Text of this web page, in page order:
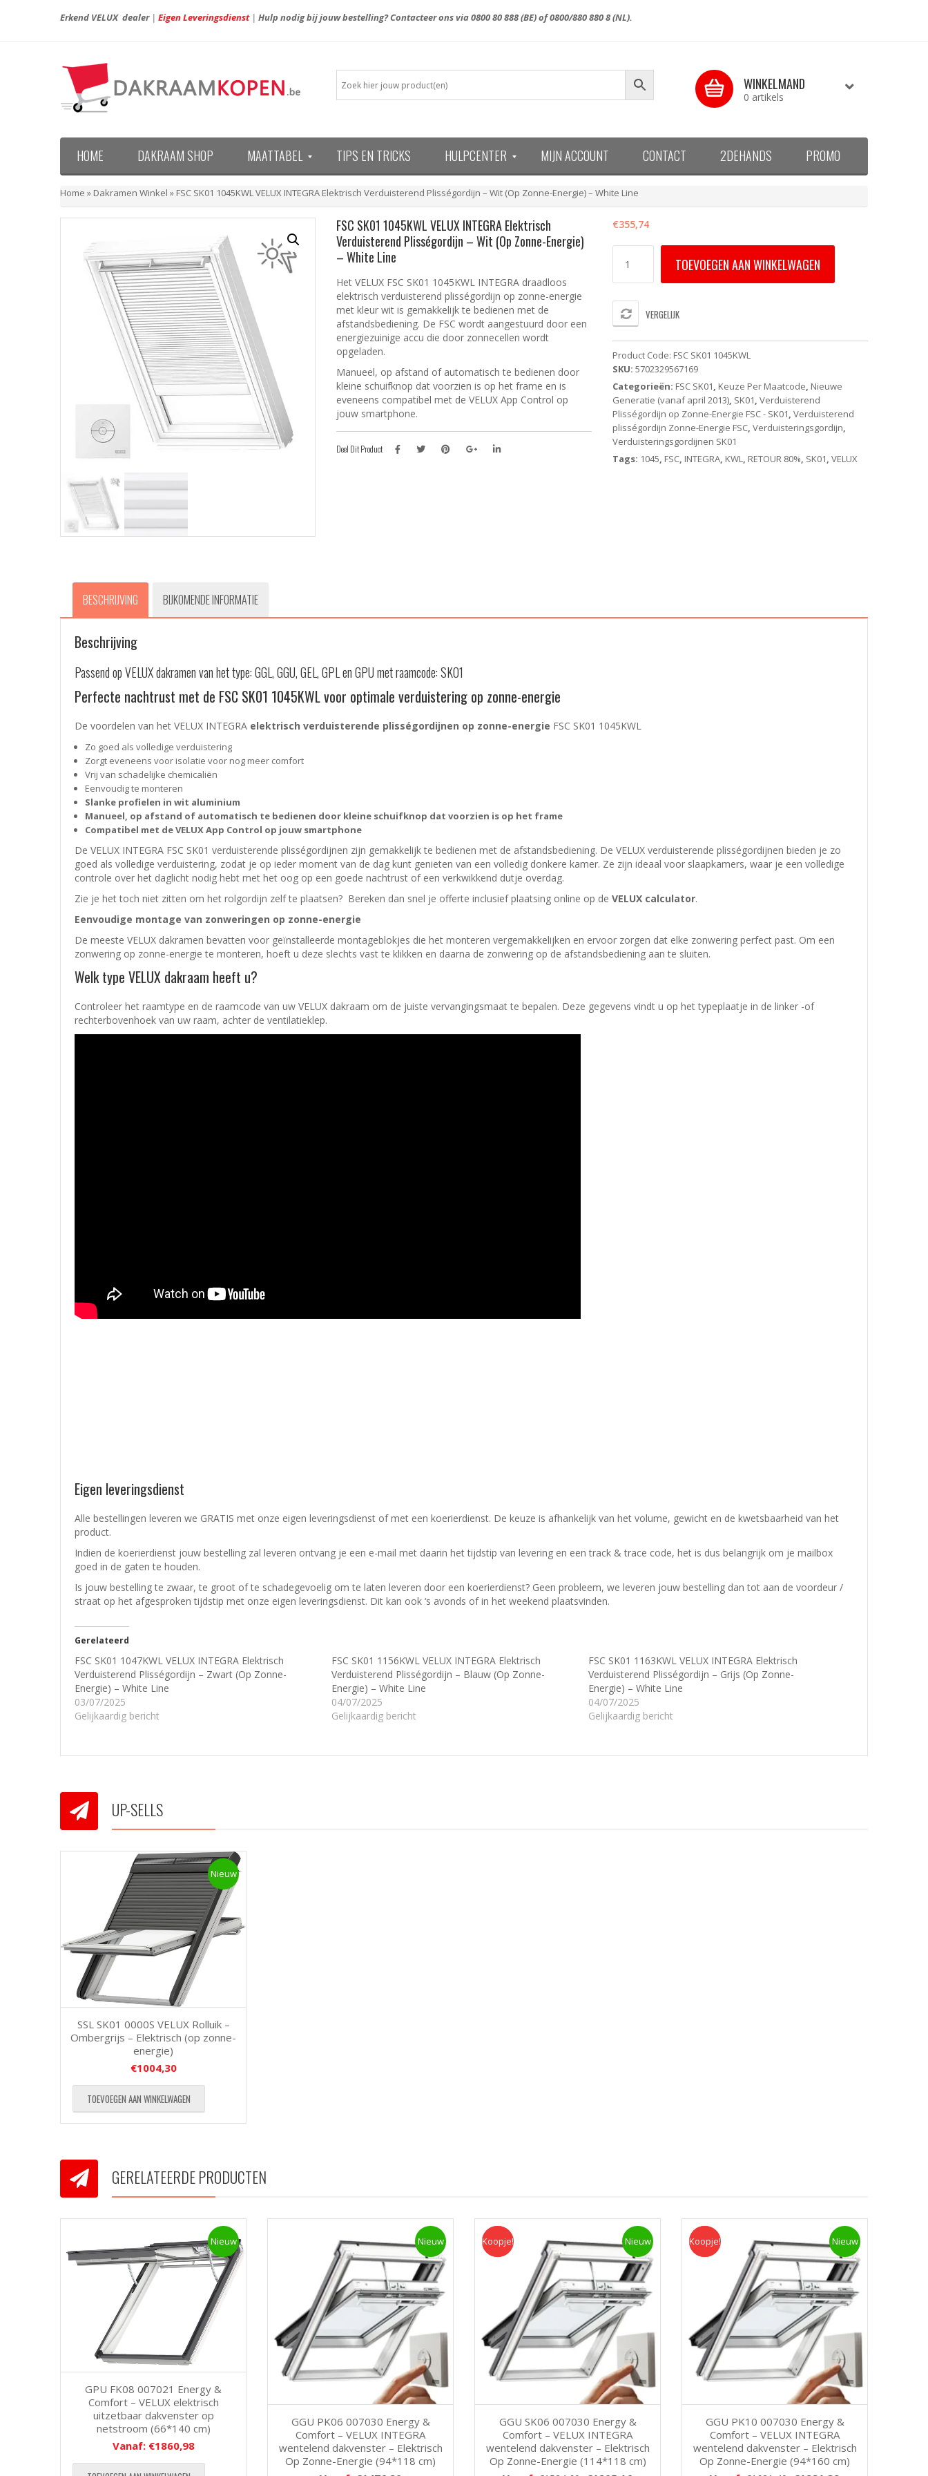
Erkend VELUX dealer| Eigen Leveringsdienst| Hulp nodig bij jouw bestelling? Contacteer ons via0800 80 888(BE) of0800/880 880 8(NL).
WINKELMAND
0 artikels
HOME DAKRAAM SHOP MAATTABEL TIPS EN TRICKS HULPCENTER MIJN ACCOUNT CONTACT 2DEHANDS PROMO
Home » Dakramen Winkel » FSC SK01 1045KWL VELUX INTEGRA Elektrisch Verduisterend Plisségordijn – Wit (Op Zonne-Energie) – White Line
FSC SK01 1045KWL VELUX INTEGRA Elektrisch
Verduisterend Plisségordijn – Wit (Op Zonne-Energie)
– White Line
Het VELUX FSC SK01 1045KWL INTEGRA draadloos
elektrisch verduisterend plisségordijn op zonne-energie
met kleur wit is gemakkelijk te bedienen met de
afstandsbediening. De FSC wordt aangestuurd door een
energiezuinige accu die door zonnecellen wordt
opgeladen.
Manueel, op afstand of automatisch te bedienen door
kleine schuifknop dat voorzien is op het frame en is
eveneens compatibel met de VELUX App Control op
jouw smartphone.
Deel Dit Product
€355,74
SK01
INTEGRA
Elektrisch
-
Wit
(Op
Zonne-
Energie)
-
White
Line
TOEVOEGEN AAN WINKELWAGEN
VERGELIJK
Product Code: FSC SK01 1045KWL
SKU: 5702329567169
Categorieën: FSC SK01, Keuze Per Maatcode, Nieuwe
Generatie (vanaf april 2013), SK01, Verduisterend
Plisségordijn op Zonne-Energie FSC - SK01, Verduisterend
plisségordijn Zonne-Energie FSC, Verduisteringsgordijn,
Verduisteringsgordijnen SK01
Tags: 1045, FSC, INTEGRA, KWL, RETOUR 80%, SK01, VELUX
BESCHRIJVING BIJKOMENDE INFORMATIE
Beschrijving
Passend op VELUX dakramen van het type: GGL, GGU, GEL, GPL en GPU met raamcode: SK01
Perfecte nachtrust met de FSC SK01 1045KWL voor optimale verduistering op zonne-energie
De voordelen van het VELUX INTEGRA elektrisch verduisterende plisségordijnen op zonne-energie FSC SK01 1045KWL
Zo goed als volledige verduistering
Zorgt eveneens voor isolatie voor nog meer comfort
Vrij van schadelijke chemicaliën
Eenvoudig te monteren
Slanke profielen in wit aluminium
Manueel, op afstand of automatisch te bedienen door kleine schuifknop dat voorzien is op het frame
Compatibel met de VELUX App Control op jouw smartphone
De VELUX INTEGRA FSC SK01 verduisterende plisségordijnen zijn gemakkelijk te bedienen met de afstandsbediening. De VELUX verduisterende plisségordijnen bieden je zo
goed als volledige verduistering, zodat je op ieder moment van de dag kunt genieten van een volledig donkere kamer. Ze zijn ideaal voor slaapkamers, waar je een volledige
controle over het daglicht nodig hebt met het oog op een goede nachtrust of een verkwikkend dutje overdag.
Zie je het toch niet zitten om het rolgordijn zelf te plaatsen? Bereken dan snel je offerte inclusief plaatsing online op de VELUX calculator.
Eenvoudige montage van zonweringen op zonne-energie
De meeste VELUX dakramen bevatten voor geïnstalleerde montageblokjes die het monteren vergemakkelijken en ervoor zorgen dat elke zonwering perfect past. Om een
zonwering op zonne-energie te monteren, hoeft u deze slechts vast te klikken en daarna de zonwering op de afstandsbediening aan te sluiten.
Welk type VELUX dakraam heeft u?
Controleer het raamtype en de raamcode van uw VELUX dakraam om de juiste vervangingsmaat te bepalen. Deze gegevens vindt u op het typeplaatje in de linker -of
rechterbovenhoek van uw raam, achter de ventilatieklep.
Eigen leveringsdienst
Alle bestellingen leveren we GRATIS met onze eigen leveringsdienst of met een koerierdienst. De keuze is afhankelijk van het volume, gewicht en de kwetsbaarheid van het
product.
Indien de koerierdienst jouw bestelling zal leveren ontvang je een e-mail met daarin het tijdstip van levering en een track & trace code, het is dus belangrijk om je mailbox
goed in de gaten te houden.
Is jouw bestelling te zwaar, te groot of te schadegevoelig om te laten leveren door een koerierdienst? Geen probleem, we leveren jouw bestelling dan tot aan de voordeur /
straat op het afgesproken tijdstip met onze eigen leveringsdienst. Dit kan ook ‘s avonds of in het weekend plaatsvinden.
Gerelateerd
FSC SK01 1047KWL VELUX INTEGRA Elektrisch
Verduisterend Plisségordijn – Zwart (Op Zonne-
Energie) – White Line
03/07/2025
Gelijkaardig bericht
FSC SK01 1156KWL VELUX INTEGRA Elektrisch
Verduisterend Plisségordijn – Blauw (Op Zonne-
Energie) – White Line
04/07/2025
Gelijkaardig bericht
FSC SK01 1163KWL VELUX INTEGRA Elektrisch
Verduisterend Plisségordijn – Grijs (Op Zonne-
Energie) – White Line
04/07/2025
Gelijkaardig bericht
UP-SELLS
Nieuw
SSL SK01 0000S VELUX Rolluik –
Ombergrijs – Elektrisch (op zonne-
energie)
€1004,30
TOEVOEGEN AAN WINKELWAGEN
GERELATEERDE PRODUCTEN
Nieuw
GPU FK08 007021 Energy &
Comfort – VELUX elektrisch
uitzetbaar dakvenster op
netstroom (66*140 cm)
Vanaf: €1860,98
Nieuw
GGU PK06 007030 Energy &
Comfort – VELUX INTEGRA
wentelend dakvenster – Elektrisch
Op Zonne-Energie (94*118 cm)
Koopje Nieuw
Koopje!
GGU SK06 007030 Energy &
Comfort – VELUX INTEGRA
wentelend dakvenster – Elektrisch
Op Zonne-Energie (114*118 cm)
Koopje Nieuw
Koopje!
GGU PK10 007030 Energy &
Comfort – VELUX INTEGRA
wentelend dakvenster – Elektrisch
Op Zonne-Energie (94*160 cm)